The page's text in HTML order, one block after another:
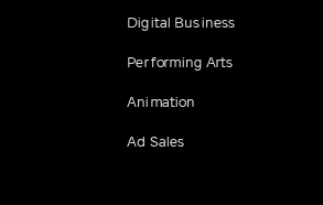
Digital Business
Performing Arts
Animation
Ad Sales